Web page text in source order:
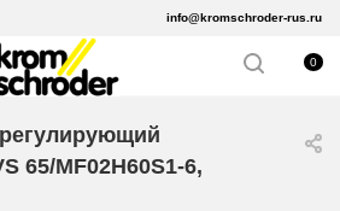
info@kromschroder-rus.ru
0
65/MF02H60S1-6,